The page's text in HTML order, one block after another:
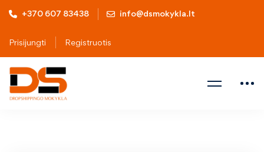
+370 607 83438 info@dsmokykla.lt
Prisijungti Registruotis